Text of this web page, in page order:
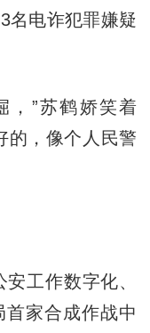
名电诈犯罪嫌疑
”苏鹤娇笑着
的，像个人民警
工作数字化、
家合成作战中